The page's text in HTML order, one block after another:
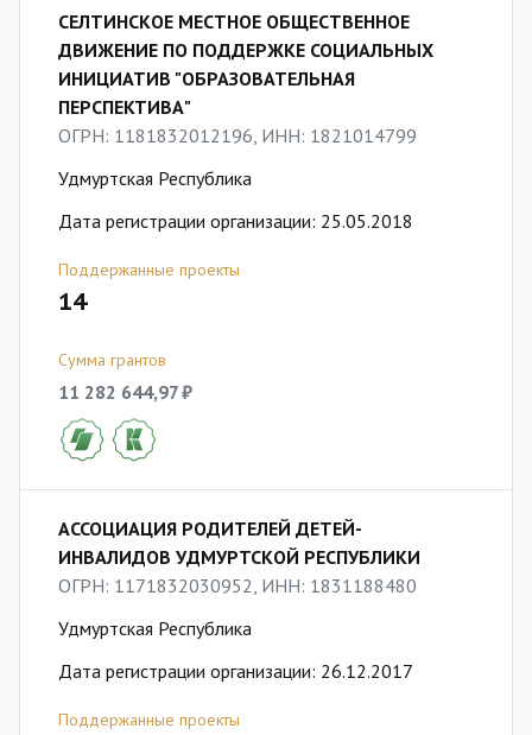
СЕЛТИНСКОЕ МЕСТНОЕ ОБЩЕСТВЕННОЕ
ДВИЖЕНИЕ ПО ПОДДЕРЖКЕ СОЦИАЛЬНЫХ
ИНИЦИАТИВ "ОБРАЗОВАТЕЛЬНАЯ
ПЕРСПЕКТИВА"
ОГРН: 1181832012196, ИНН: 1821014799
Удмуртская Республика
Дата регистрации организации: 25.05.2018
Поддержанные проекты
14
Сумма грантов
11 282 644,97 ₽
АССОЦИАЦИЯ РОДИТЕЛЕЙ ДЕТЕЙ-
ИНВАЛИДОВ УДМУРТСКОЙ РЕСПУБЛИКИ
ОГРН: 1171832030952, ИНН: 1831188480
Удмуртская Республика
Дата регистрации организации: 26.12.2017
Поддержанные проекты